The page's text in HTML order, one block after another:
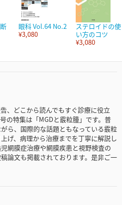
眼科 Vol.64 No.2
¥3,080
ステロイドの使
い方のコツ
¥3,080
、どこから読んでもすぐ診療に役立
の特集は「MGDと霰粒腫」です。普
ら、国際的な話題ともなっている霰粒
げ、病理から治療までを丁寧に解説し
網膜症治療や網膜疾患と視野検査の
論文も掲載されております。是非ご一